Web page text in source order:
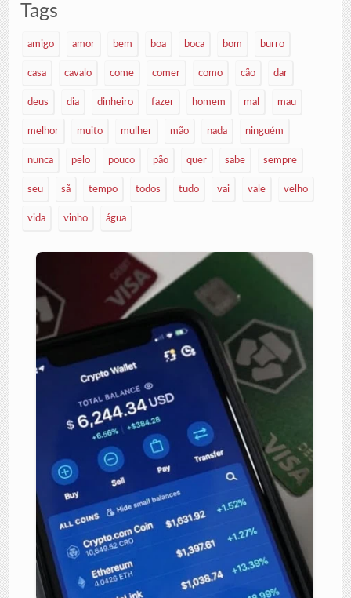
Tags
amigo amor bem boa boca bom burro
casa cavalo come comer como cão dar
deus dia dinheiro fazer homem mal mau
melhor muito mulher mão nada ninguém
nunca pelo pouco pão quer sabe sempre
seu sã tempo todos tudo vai vale velho
vida vinho água